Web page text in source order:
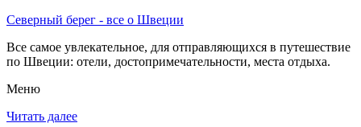
Северный берег - все о Швеции
Все самое увлекательное, для отправляющихся в путешествие
по Швеции: отели, достопримечательности, места отдыха.
Меню
Читать далее